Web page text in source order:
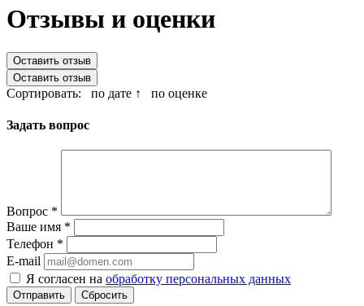
Отзывы и оценки
Оставить отзыв
Оставить отзыв
Сортировать: по дате ↑ по оценке
Задать вопрос
Вопрос *
Ваше имя *
Телефон *
E-mail
Я согласен на обработку персональных данных
Сбросить